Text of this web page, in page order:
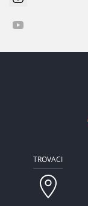
TROVACI